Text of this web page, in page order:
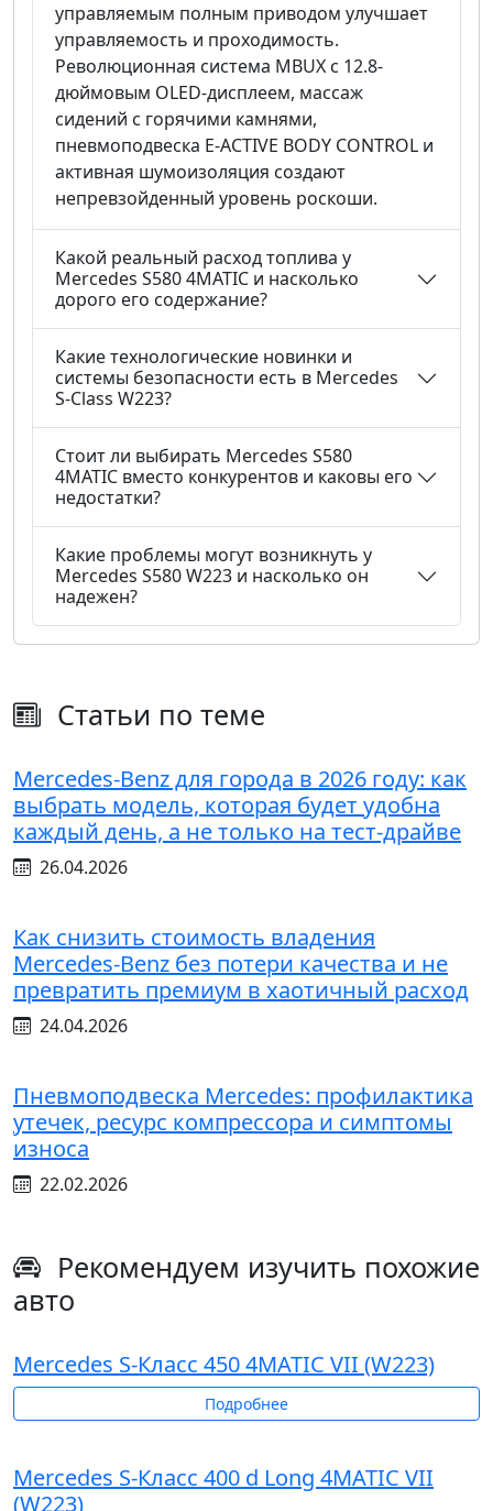
управляемым полным приводом улучшает
управляемость и проходимость.
Революционная система MBUX с 12.8-
дюймовым OLED-дисплеем, массаж
сидений с горячими камнями,
пневмоподвеска E-ACTIVE BODY CONTROL и
активная шумоизоляция создают
непревзойденный уровень роскоши.
Какой реальный расход топлива у
Mercedes S580 4MATIC и насколько
дорого его содержание?
Какие технологические новинки и
системы безопасности есть в Mercedes
S-Class W223?
Стоит ли выбирать Mercedes S580
4MATIC вместо конкурентов и каковы его
недостатки?
Какие проблемы могут возникнуть у
Mercedes S580 W223 и насколько он
надежен?
Статьи по теме
Mercedes-Benz для города в 2026 году: как
выбрать модель, которая будет удобна
каждый день, а не только на тест-драйве
26.04.2026
Как снизить стоимость владения
Mercedes-Benz без потери качества и не
превратить премиум в хаотичный расход
24.04.2026
Пневмоподвеска Mercedes: профилактика
утечек, ресурс компрессора и симптомы
износа
22.02.2026
Рекомендуем изучить похожие
авто
Mercedes S-Класс 450 4MATIC VII (W223)
Подробнее
Mercedes S-Класс 400 d Long 4MATIC VII
(W223)